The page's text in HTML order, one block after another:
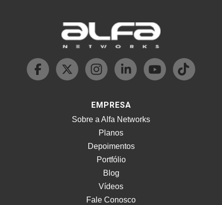
EMPRESA
Sobre a Alfa Networks
Planos
Depoimentos
Portfólio
Blog
Vídeos
Fale Conosco